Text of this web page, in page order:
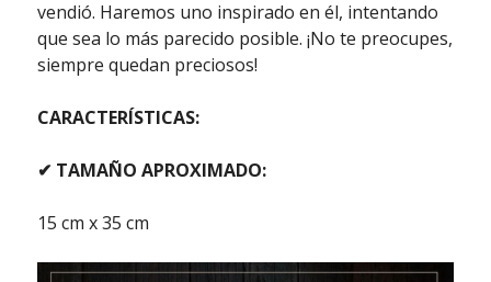
vendió. Haremos uno inspirado en él, intentando
que sea lo más parecido posible. ¡No te preocupes,
siempre quedan preciosos!
CARACTERÍSTICAS:
✔ TAMAÑO APROXIMADO:
15 cm x 35 cm